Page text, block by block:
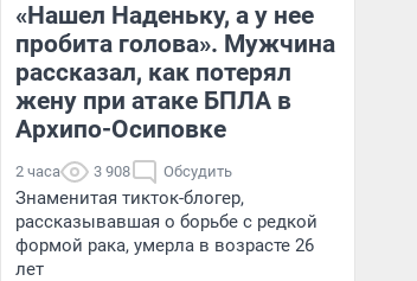
«Нашел Наденьку, а у нее
пробита голова». Мужчина
рассказал, как потерял
жену при атаке БПЛА в
Архипо-Осиповке
2 часа 3 908 Обсудить
Знаменитая тикток-блогер,
рассказывавшая о борьбе с редкой
формой рака, умерла в возрасте 26
лет